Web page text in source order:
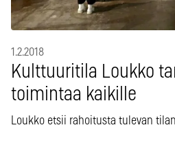
1.2.2018
Kulttuuritila Loukko
toimintaa kaikille
Loukko etsii rahoitusta tulevan